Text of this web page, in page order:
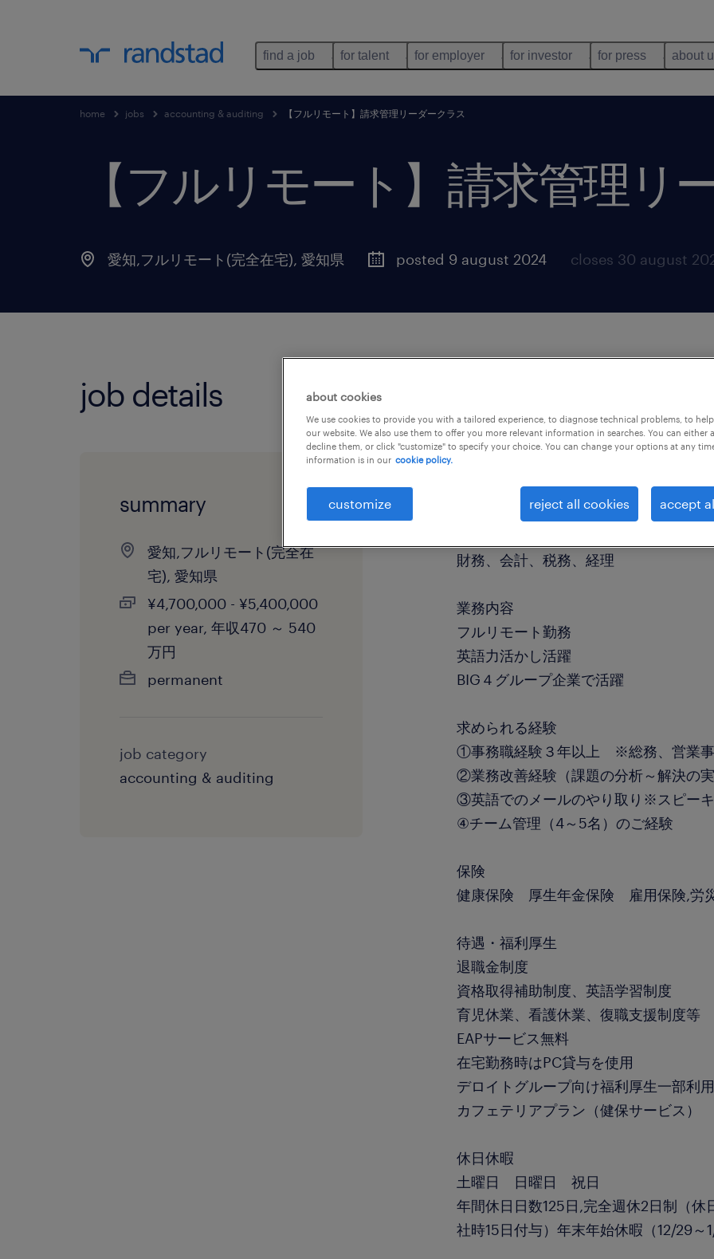
find a job for talent for employer for investor for press about
home jobs accounting & auditing 【フルリモート】請求管理リーダークラス
【フルリモート】請求管理リ
愛知,フルリモート(完全在宅), 愛知県 posted 9 august 2024 closes 30 august
job details
summary
愛知,フルリモート(完全在
宅), 愛知県
¥4,700,000 - ¥5,400,000
per year, 年収470 ～ 540
万円
permanent
job category
accounting & auditing
社名非公開
財務、会計、税務、経理
業務内容
フルリモート勤務
英語力活かし活躍
BIG４グループ企業で活躍
求められる経験
①事務職経験３年以上 ※総務、営業事
②業務改善経験（課題の分析～解決の実
③英語でのメールのやり取り※スピー
④チーム管理（4～5名）のご経験
保険
健康保険 厚生年金保険 雇用保険,労
待遇・福利厚生
退職金制度
資格取得補助制度、英語学習制度
育児休業、看護休業、復職支援制度等
EAPサービス無料
在宅勤務時はPC貸与を使用
デロイトグループ向け福利厚生一部利
カフェテリアプラン（健保サービス）
休日休暇
土曜日 日曜日 祝日
年間休日日数125日,完全週休2日制（休
社時15日付与）年末年始休暇（12/29～1/
about cookies
We use cookies to provide you with a tailored experience, to diagnose technical problems, to
our website. We also use them to offer you more relevant information in searches. You can either
decline them, or click "customize" to specify your choice. You can change your options at any
information is in our cookie policy.
customize reject all cookies accept